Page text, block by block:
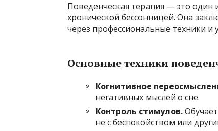
Поведенческая терапия — это один
хронической бессонницей. Она
через профессиональные техники и
Основные техники
Когнитивное
негативных мыслей о сне.
Контроль стимулов.
не с беспокойством или